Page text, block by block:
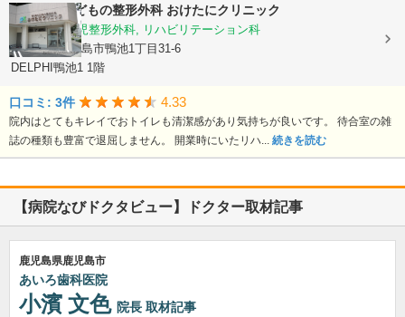
おとなとこどもの整形外科 おけたにクリニック
整形外科, 小児整形外科, リハビリテーション科
鹿児島県鹿児島市鴨池1丁目31-6
DELPHI鴨池1 1階
口コミ: 3件 4.33
院内はとてもキレイでおトイレも清潔感があり気持ちが良いです。 待合室の雑
誌の種類も豊富で退屈しません。 開業時にいたリハ... 続きを読む
【病院なびドクタビュー】ドクター取材記事
鹿児島県鹿児島市
あいろ歯科医院
小濱 文色 院長 取材記事